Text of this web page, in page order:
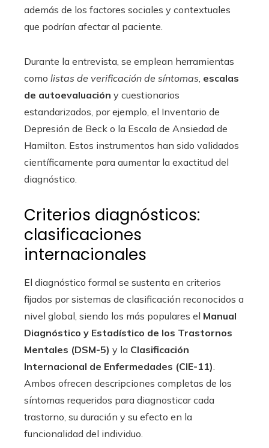
además de los factores sociales y contextuales
que podrían afectar al paciente.
Durante la entrevista, se emplean herramientas
como listas de verificación de síntomas, escalas
de autoevaluación y cuestionarios
estandarizados, por ejemplo, el Inventario de
Depresión de Beck o la Escala de Ansiedad de
Hamilton. Estos instrumentos han sido validados
científicamente para aumentar la exactitud del
diagnóstico.
Criterios diagnósticos:
clasificaciones
internacionales
El diagnóstico formal se sustenta en criterios
fijados por sistemas de clasificación reconocidos a
nivel global, siendo los más populares el Manual
Diagnóstico y Estadístico de los Trastornos
Mentales (DSM-5) y la Clasificación
Internacional de Enfermedades (CIE-11).
Ambos ofrecen descripciones completas de los
síntomas requeridos para diagnosticar cada
trastorno, su duración y su efecto en la
funcionalidad del individuo.